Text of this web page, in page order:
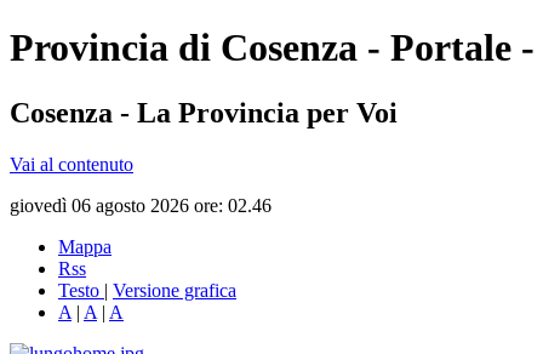
Provincia di Cosenza - Portale
Cosenza - La Provincia per Voi
Vai al contenuto
giovedì 06 agosto 2026 ore: 02.46
Mappa
Rss
Testo | Versione grafica
A | A | A